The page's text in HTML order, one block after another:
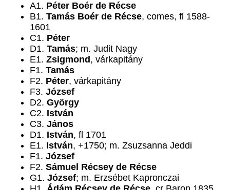
A1. Péter Boér de Récse
B1. Tamás Boér de Récse, comes, fl 1588-
1601
C1. Péter
D1. Tamás; m. Judit Nagy
E1. Zsigmond , várkapitány
F1. Tamás
F2. Péter, várkapitány
F3. József
D2. György
C2. István
C3. János
D1. István, fl 1701
E1. István, +1750; m. Zsuzsanna Jeddi
F1. József
F2. Sámuel Récsey de Récse
G1. József; m. Erzsébet Kapronczai